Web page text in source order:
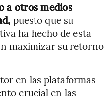
a otros medios
puesto que su
ha hecho de esta
maximizar su retorno
en las plataformas
crucial en las